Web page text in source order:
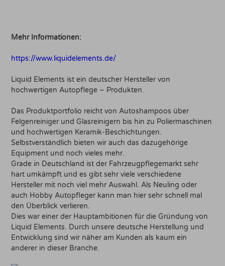
Mehr Informationen:
https://www.liquidelements.de/
Liquid Elements ist ein deutscher Hersteller von
hochwertigen Autopflege – Produkten.
Das Produktportfolio reicht von Autoshampoos über
Felgenreiniger und Glasreinigern bis hin zu Poliermaschinen
und hochwertigen Keramik-Beschichtungen.
Selbstverständlich bieten wir auch das dazugehörige
Equipment und noch vieles mehr.
Grade in Deutschland ist der Fahrzeugpflegemarkt sehr
hart umkämpft und es gibt sehr viele verschiedene
Hersteller mit noch viel mehr Auswahl. Als Neuling oder
auch Hobby Autopfleger kann man hier sehr schnell mal
den Überblick verlieren.
Dies war einer der Hauptambitionen für die Gründung von
Liquid Elements. Durch unsere deutsche Herstellung und
Entwicklung sind wir näher am Kunden als kaum ein
anderer in dieser Branche.